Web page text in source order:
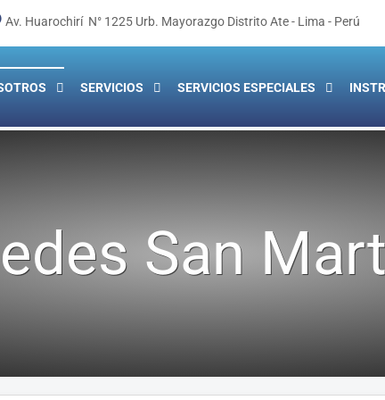
Av. Huarochirí N° 1225 Urb. Mayorazgo Distrito Ate - Lima - Perú
SERVICIOS SERVICIOS ESPECIALES
San